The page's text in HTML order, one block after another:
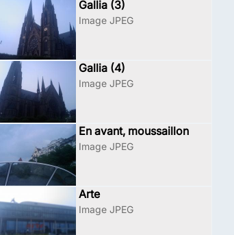
Gallia (3)
Image JPEG
Gallia (4)
Image JPEG
En avant, moussaillon
Image JPEG
Arte
Image JPEG